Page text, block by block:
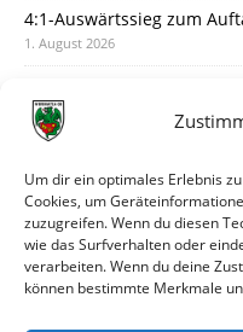
Um dir ein optimales Erlebnis
Cookies, um
zuzugreifen. Wenn du diesen
wie das Surfverhalten oder
verarbeiten. Wenn du deine
können bestimmte Merkmale
4:1-Auswärtssieg zum
1. August 2026
31. Juli 2026
30. Juli 2026
Deine Spielminute: 89+1
28. Juli 2026
Neuer Rückensponsor